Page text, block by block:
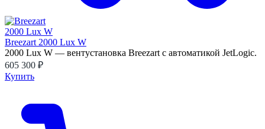
Breezart 2000 Lux W
2000 Lux W — вентустановка Breezart с автоматикой JetLogic.
605 300 ₽
Купить